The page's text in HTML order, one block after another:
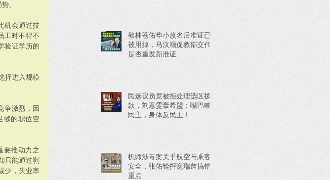
。
机会通过技
工时不得不
验证学历的
择进入规模
争激烈，因
够的职位空
要推动力之
只能通过剥
少，失业率
敦林苍佑华小改名后准证已
被用掉，马汉顺促教部交代
是否重发新准证
民选议员竟被拒处理选区拨
款，刘薏雯轰希盟：嘴巴喊
民主，身体反民主！
机师涉毒案关乎航空与乘客
安全，张佑铨抨谢瑞詹搞错
重点